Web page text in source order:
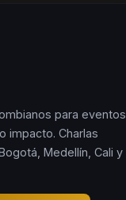
para eventos
impacto. Charlas
Medellín, Cali y